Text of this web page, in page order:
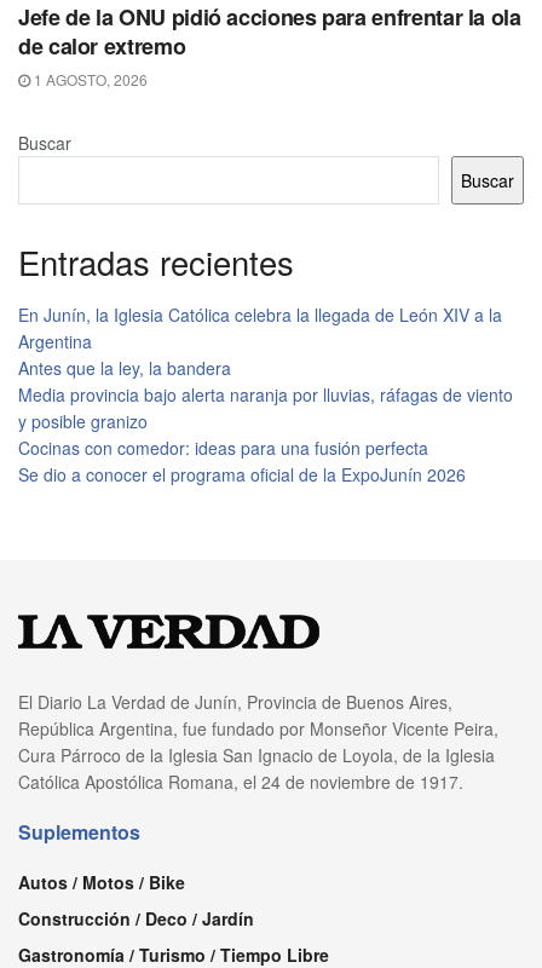
Jefe de la ONU pidió acciones para enfrentar la ola
de calor extremo
1 AGOSTO, 2026
Buscar
Buscar
Entradas recientes
En Junín, la Iglesia Católica celebra la llegada de León XIV a la
Argentina
Antes que la ley, la bandera
Media provincia bajo alerta naranja por lluvias, ráfagas de viento
y posible granizo
Cocinas con comedor: ideas para una fusión perfecta
Se dio a conocer el programa oficial de la ExpoJunín 2026
El Diario La Verdad de Junín, Provincia de Buenos Aires,
República Argentina, fue fundado por Monseñor Vicente Peira,
Cura Párroco de la Iglesia San Ignacio de Loyola, de la Iglesia
Católica Apostólica Romana, el 24 de noviembre de 1917.
Suplementos
Autos / Motos / Bike
Construcción / Deco / Jardín
Gastronomía / Turismo / Tiempo Libre